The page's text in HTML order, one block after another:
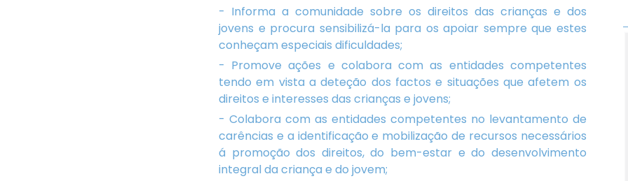
- Informa a comunidade sobre os direitos das crianças e dos
jovens e procura sensibilizá-la para os apoiar sempre que estes
conheçam especiais dificuldades;
- Promove ações e colabora com as entidades competentes
tendo em vista a deteção dos factos e situações que afetem os
direitos e interesses das crianças e jovens;
- Colabora com as entidades competentes no levantamento de
carências e a identificação e mobilização de recursos necessários
á promoção dos direitos, do bem-estar e do desenvolvimento
integral da criança e do jovem;